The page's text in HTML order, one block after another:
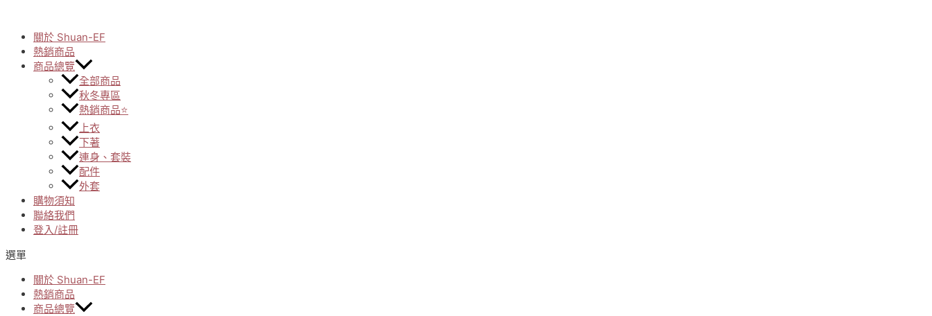
content關於 Shuan-EF
熱銷商品
商品總覽
全部商品
秋冬專區
熱銷商品⭐
上衣
下著
連身、套裝
配件
外套
購物須知
聯絡我們
登入/註冊
選單
關於 Shuan-EF
熱銷商品
商品總覽